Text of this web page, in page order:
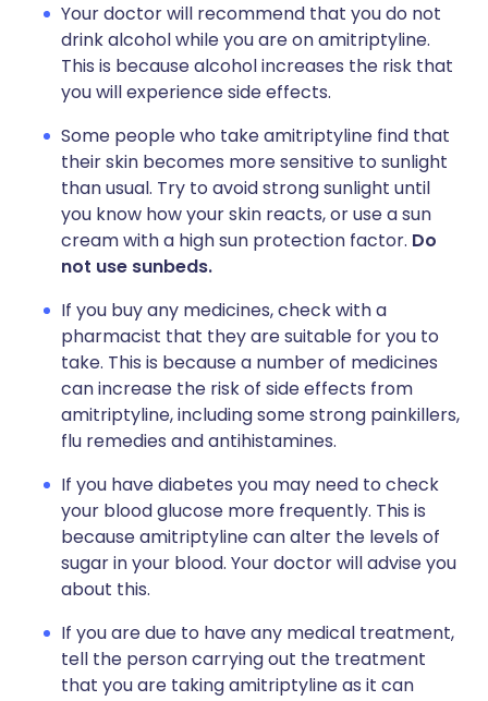
Your doctor will recommend that you do not
drink alcohol while you are on amitriptyline.
This is because alcohol increases the risk that
you will experience side effects.
Some people who take amitriptyline find that
their skin becomes more sensitive to sunlight
than usual. Try to avoid strong sunlight until
you know how your skin reacts, or use a sun
cream with a high sun protection factor. Do
not use sunbeds.
If you buy any medicines, check with a
pharmacist that they are suitable for you to
take. This is because a number of medicines
can increase the risk of side effects from
amitriptyline, including some strong painkillers,
flu remedies and antihistamines.
If you have diabetes you may need to check
your blood glucose more frequently. This is
because amitriptyline can alter the levels of
sugar in your blood. Your doctor will advise you
about this.
If you are due to have any medical treatment,
tell the person carrying out the treatment
that you are taking amitriptyline as it can